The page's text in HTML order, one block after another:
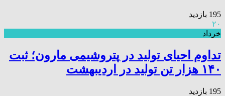
195 بازدید
۲۰
خرداد
تداوم احیای تولید در پتروشیمی مارون؛ ثبت
۱۴۰ هزار تن تولید در اردیبهشت
195 بازدید